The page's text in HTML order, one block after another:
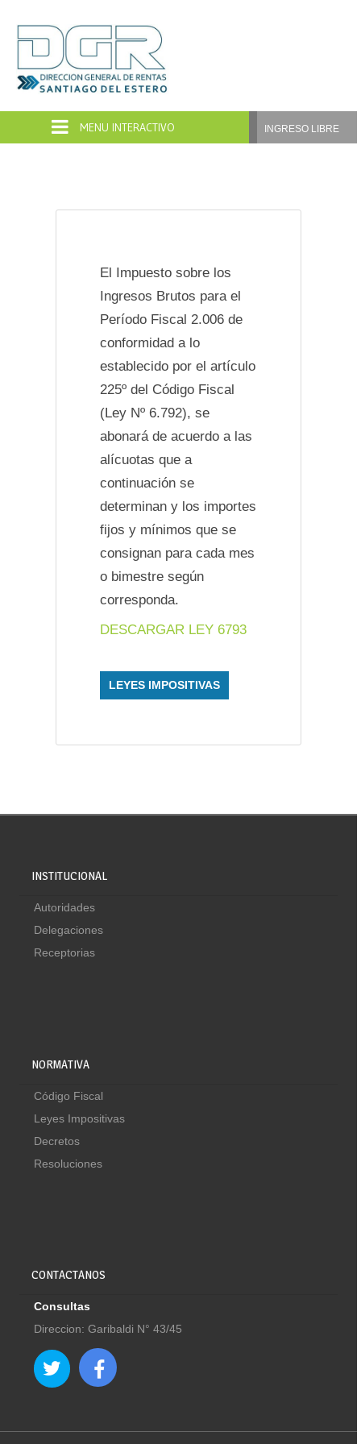
INGRESO LIBRE
El Impuesto sobre los
Ingresos Brutos para el
Período Fiscal 2.006 de
conformidad a lo
establecido por el artículo
225º del Código Fiscal
(Ley Nº 6.792), se
abonará de acuerdo a las
alícuotas que a
continuación se
determinan y los importes
fijos y mínimos que se
consignan para cada mes
o bimestre según
corresponda.
DESCARGAR LEY 6793
LEYES IMPOSITIVAS
INSTITUCIONAL
Autoridades
Delegaciones
Receptorias
NORMATIVA
Código Fiscal
Leyes Impositivas
Decretos
Resoluciones
CONTACTANOS
Consultas
Direccion: Garibaldi N° 43/45